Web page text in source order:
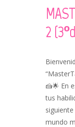
2
🍰🌟 En
tus
mundo